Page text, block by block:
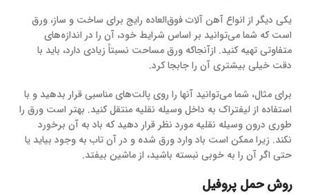
یکی دیگر از انواع آهن آلات فوق‌العاده رایج برای ساخت و ساز، ورق
است که شما می‌توانید بر اساس شرایط خود، آن را در اندازه‌های
متفاوتی تهیه کنید. ازآنجاکه ورق مساحت نسبتاً زیادی دارد، باید با
دقت خیلی بیشتری آن را جابجا کرد.
برای مثال، شما می‌توانید آنها را روی پالت‌های مناسبی قرار بدهید و با
استفاده از لیفتراک به داخل وسیله نقلیه منتقل کنید. بهتر است ورق را
طوری درون وسیله نقلیه مورد نظر قرار دهید که باد به آن برخورد
نکند. زیرا ممکن است باد وارد ورق شده و در آن تاب به وجود بیاید یا
حتی اگر آن را به خوبی نبسته باشید، از ماشین بیفتد.
روش حمل پروفیل